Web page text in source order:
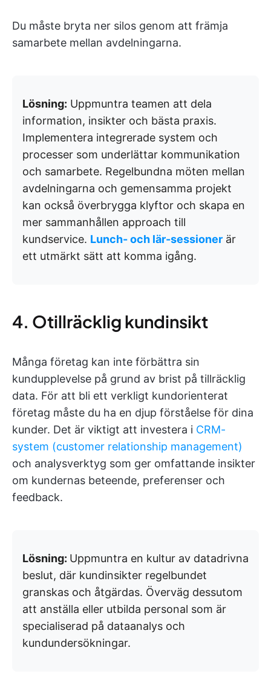
Du måste bryta ner silos genom att främja
samarbete mellan avdelningarna.
Lösning: Uppmuntra teamen att dela
information, insikter och bästa praxis.
Implementera integrerade system och
processer som underlättar kommunikation
och samarbete. Regelbundna möten mellan
avdelningarna och gemensamma projekt
kan också överbrygga klyftor och skapa en
mer sammanhållen approach till
kundservice. Lunch- och lär-sessioner är
ett utmärkt sätt att komma igång.
4. Otillräcklig kundinsikt
Många företag kan inte förbättra sin
kundupplevelse på grund av brist på tillräcklig
data. För att bli ett verkligt kundorienterat
företag måste du ha en djup förståelse för dina
kunder. Det är viktigt att investera i CRM-
system (customer relationship management)
och analysverktyg som ger omfattande insikter
om kundernas beteende, preferenser och
feedback.
Lösning: Uppmuntra en kultur av datadrivna
beslut, där kundinsikter regelbundet
granskas och åtgärdas. Överväg dessutom
att anställa eller utbilda personal som är
specialiserad på dataanalys och
kundundersökningar.